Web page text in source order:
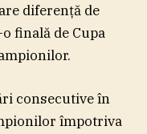
diferenţă de
finală de Cupa
consecutive în
împotriva